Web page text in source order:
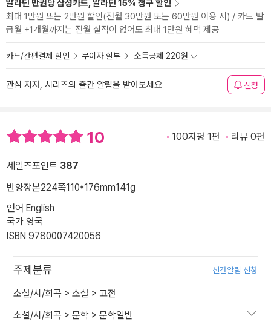
알라딘 만권당 삼성카드, 알라딘 15% 청구 할인
최대 1만원 또는 2만원 할인(전월 30만원 또는 60만원 이용 시) / 카드 발
급월 +1개월까지는 전월 실적이 없어도 최대 1만원 혜택 제공
카드/간편결제 할인 무이자 할부 소득공제 220원
관심 저자, 시리즈의 출간 알림을 받아보세요 신청
10 100자평 1편 리뷰 0편
세일즈포인트 387
반양장본224쪽110*176mm141g
언어 English
국가 영국
ISBN 9780007420056
주제분류 신간알림 신청
소설/시/희곡 > 소설 > 고전
소설/시/희곡 > 문학 > 문학일반